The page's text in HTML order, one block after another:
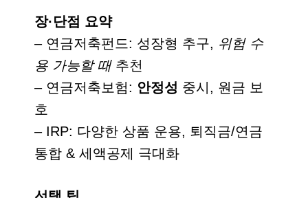
장·단점 요약
– 연금저축펀드: 성장형 추구, 위험 수
용 가능할 때추천
– 연금저축보험: 안정성 중시, 원금 보
호
– IRP: 다양한 상품 운용, 퇴직금/연금
통합 & 세액공제 극대화